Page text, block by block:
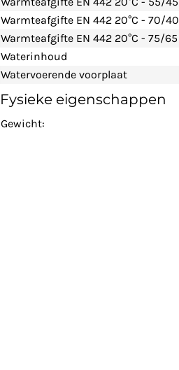
Warmteafgifte EN 442 20°C - 70/40
Warmteafgifte EN 442 20°C - 75/65
Waterinhoud
Watervoerende voorplaat
Fysieke eigenschappen
Gewicht: